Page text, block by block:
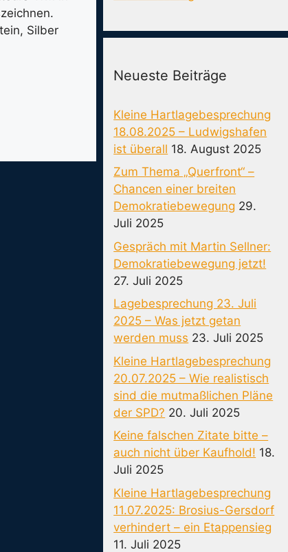
Silber
Neueste Beiträge
Kleine Hartlagebesprechung
18.08.2025 – Ludwigshafen
ist überall 18. August 2025
Zum Thema „Querfront“ –
Chancen einer breiten
Demokratiebewegung 29.
Juli 2025
Gespräch mit Martin Sellner:
Demokratiebewegung jetzt!
27. Juli 2025
Lagebesprechung 23. Juli
2025 – Was jetzt getan
werden muss 23. Juli 2025
Kleine Hartlagebesprechung
20.07.2025 – Wie realistisch
sind die mutmaßlichen Pläne
der SPD? 20. Juli 2025
Keine falschen Zitate bitte –
auch nicht über Kaufhold! 18.
Juli 2025
Kleine Hartlagebesprechung
11.07.2025: Brosius-Gersdorf
verhindert – ein Etappensieg
11. Juli 2025